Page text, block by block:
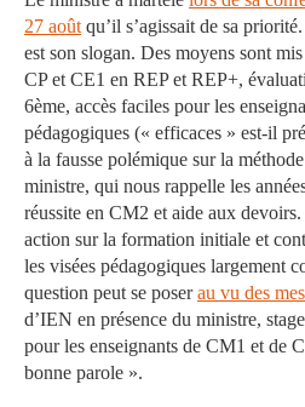
27 août qu’il s’agissait de sa
est son slogan. Des moyens sont
CP et CE1 en REP et REP+,
6ème, accès faciles pour les
pédagogiques (« efficaces » est-il
à la fausse polémique sur la
ministre, qui nous rappelle les
réussite en CM2 et aide aux
action sur la formation initiale et
les visées pédagogiques largement
question peut se poserau vu des
d’IEN en présence du ministre,
pour les enseignants de CM1 et de
bonne parole ».